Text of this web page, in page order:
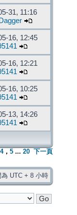
31, 11:16
16, 12:45
16, 12:21
16, 10:25
13, 14:26
4， 5 ... 20 下一頁
UTC + 8 小時